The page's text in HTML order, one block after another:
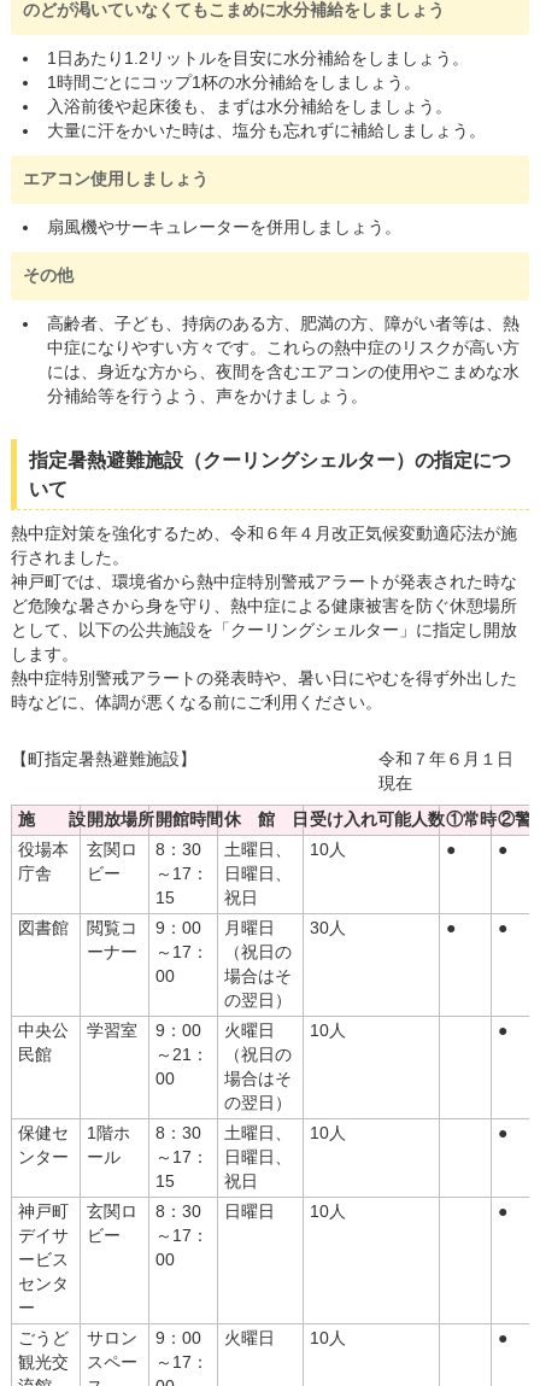
のどが渇いていなくてもこまめに水分補給をしましょう
1日あたり1.2リットルを目安に水分補給をしましょう。
1時間ごとにコップ1杯の水分補給をしましょう。
入浴前後や起床後も、まずは水分補給をしましょう。
大量に汗をかいた時は、塩分も忘れずに補給しましょう。
エアコン使用しましょう
扇風機やサーキュレーターを併用しましょう。
その他
高齢者、子ども、持病のある方、肥満の方、障がい者等は、熱
中症になりやすい方々です。これらの熱中症のリスクが高い方
には、身近な方から、夜間を含むエアコンの使用やこまめな水
分補給等を行うよう、声をかけましょう。
指定暑熱避難施設（クーリングシェルター）の指定につ
いて
熱中症対策を強化するため、令和６年４月改正気候変動適応法が施
行されました。
神戸町では、環境省から熱中症特別警戒アラートが発表された時な
ど危険な暑さから身を守り、熱中症による健康被害を防ぐ休憩場所
として、以下の公共施設を「クーリングシェルター」に指定し開放
します。
熱中症特別警戒アラートの発表時や、暑い日にやむを得ず外出した
時などに、体調が悪くなる前にご利用ください。
【町指定暑熱避難施設】
令和７年６月１日
現在
施 設 開放場所 開館時間 休 館 日 受け入れ可能人数①常時②警
役場本
庁舎
玄関ロ
ビー
8：30
～17：
15
土曜日、
日曜日、
祝日
10人 ● ●
図書館
閲覧コ
ーナー
9：00
～17：
00
月曜日
（祝日の
場合はそ
の翌日）
30人 ● ●
中央公
民館
学習室
9：00
～21：
00
火曜日
（祝日の
場合はそ
の翌日）
10人 ●
保健セ
ンター
1階ホ
ール
8：30
～17：
15
土曜日、
日曜日、
祝日
10人 ●
神戸町
デイサ
ービス
センタ
ー
玄関ロ
ビー
8：30
～17：
00
日曜日 10人 ●
ごうど
観光交
サロン
スペー
9：00
～17：
火曜日 10人 ●